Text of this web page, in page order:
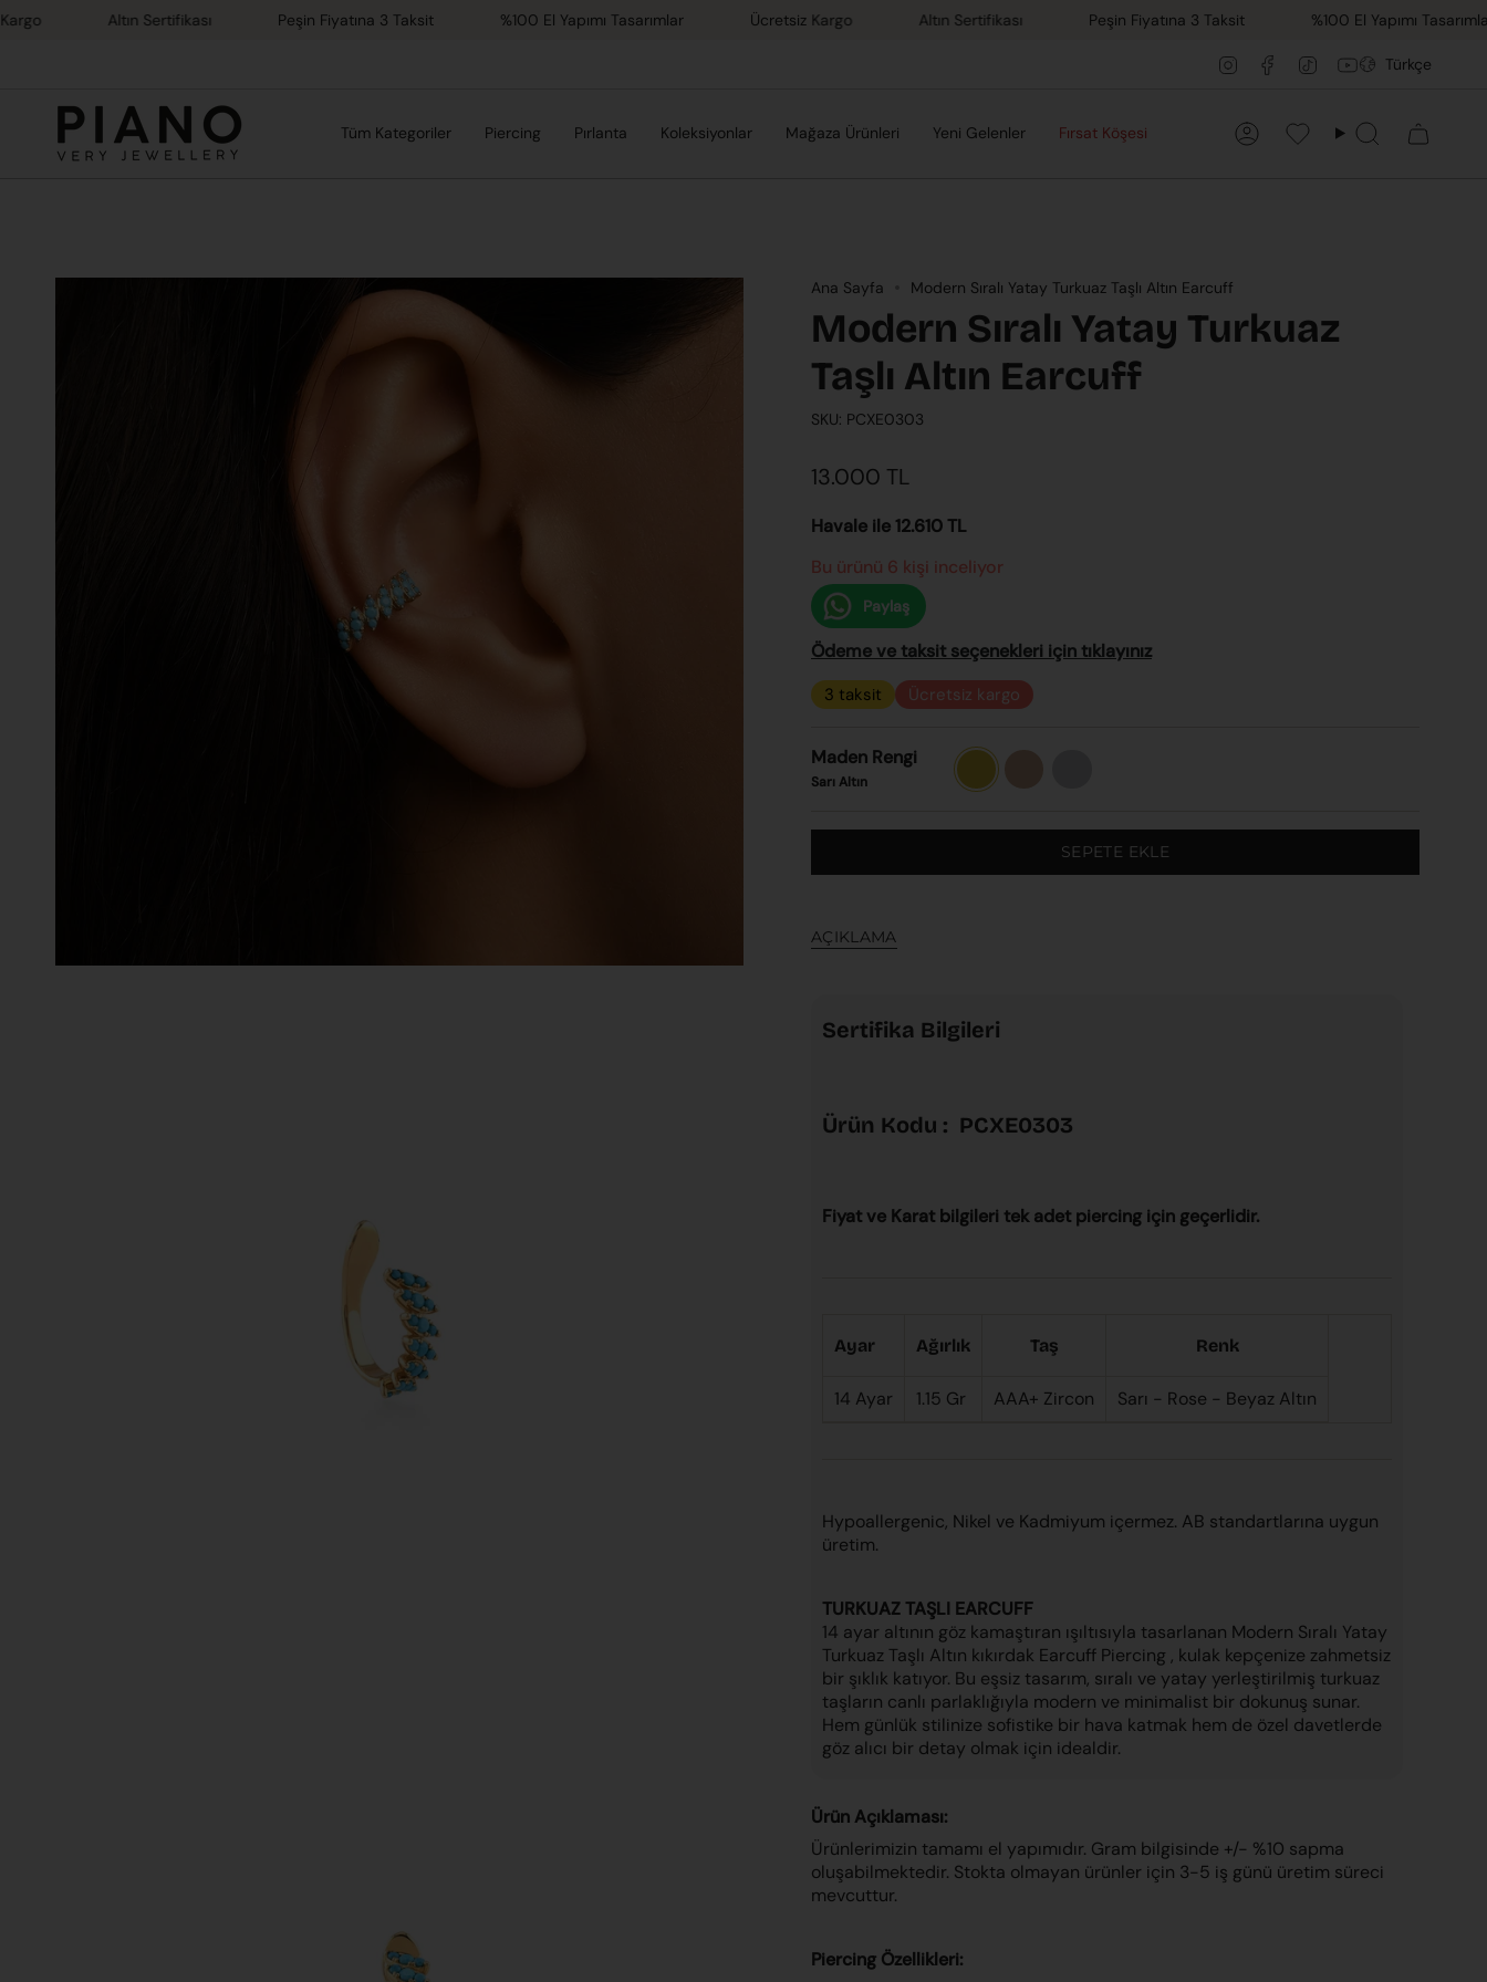
İçeriğe
atla
Altın Sertifikası Peşin Fiyatına 3 Taksit %100 El Yapımı Tasarımlar Ücretsiz Kargo Altın Sertifikası Peşin Fiyatına 3 Taksit %100 El Yapımı Tasarımlar
InstagramFacebook
TikTokYouTube
DilTürkçe
Tüm Kategoriler Piercing Pırlanta Koleksiyonlar Mağaza Ürünleri Yeni Gelenler Fırsat Köşesi Hesap Favorilerim
Ara
Ana Sayfa Modern Sıralı Yatay Turkuaz Taşlı Altın Earcuff
Modern Sıralı Yatay Turkuaz
Taşlı Altın Earcuff
SKU: PCXE0303
13.000 TL
Havale ile 12.610 TL
Bu ürünü 6 kişi inceliyor
Paylaş
Ödeme ve taksit seçenekleri için tıklayınız
3 taksit Ücretsiz kargo
Maden Rengi
Sarı Altın
Sarı
Altın
SEPETE EKLE
AÇIKLAMA
Sertifika Bilgileri
Ürün Kodu : PCXE0303
Fiyat ve Karat bilgileri tek adet piercing için geçerlidir.
Ayar Ağırlık Taş Renk
14 Ayar 1.15 Gr AAA+ Zircon Sarı - Rose - Beyaz Altın
Hypoallergenic, Nikel ve Kadmiyum içermez. AB standartlarına uygun
üretim.
TURKUAZ TAŞLI EARCUFF
14 ayar altının göz kamaştıran ışıltısıyla tasarlanan Modern Sıralı Yatay
Turkuaz Taşlı Altın kıkırdak Earcuff Piercing , kulak kepçenize zahmetsiz
bir şıklık katıyor. Bu eşsiz tasarım, sıralı ve yatay yerleştirilmiş turkuaz
taşların canlı parlaklığıyla modern ve minimalist bir dokunuş sunar.
Hem günlük stilinize sofistike bir hava katmak hem de özel davetlerde
göz alıcı bir detay olmak için idealdir.
Ürün Açıklaması:
Ürünlerimizin tamamı el yapımıdır. Gram bilgisinde +/- %10 sapma
oluşabilmektedir. Stokta olmayan ürünler için 3-5 iş günü üretim süreci
mevcuttur.
Piercing Özellikleri: